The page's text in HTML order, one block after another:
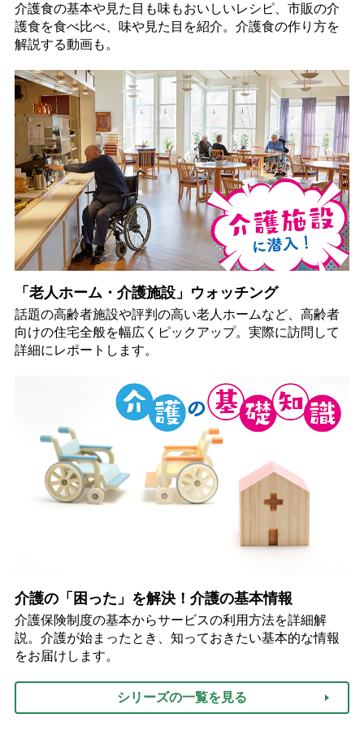
介護食の基本や見た目も味もおいしいレシピ、市販の介
護食を食べ比べ、味や見た目を紹介。介護食の作り方を
解説する動画も。
「老人ホーム・介護施設」ウォッチング
話題の高齢者施設や評判の高い老人ホームなど、高齢者
向けの住宅全般を幅広くピックアップ。実際に訪問して
詳細にレポートします。
介護の「困った」を解決！介護の基本情報
介護保険制度の基本からサービスの利用方法を詳細解
説。介護が始まったとき、知っておきたい基本的な情報
をお届けします。
シリーズの一覧を見る